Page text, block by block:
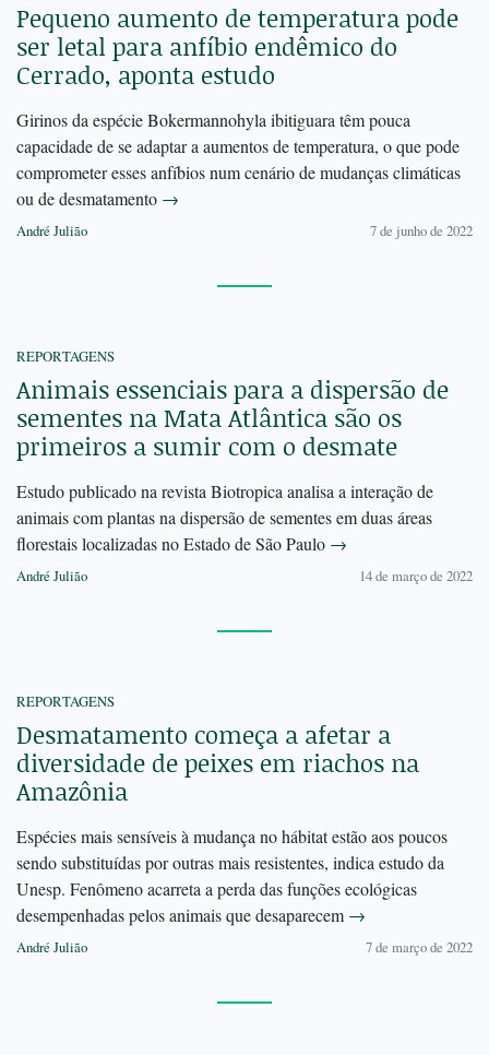
Pequeno aumento de temperatura pode
ser letal para anfíbio endêmico do
Cerrado, aponta estudo
Girinos da espécie Bokermannohyla ibitiguara têm pouca
capacidade de se adaptar a aumentos de temperatura, o que pode
comprometer esses anfíbios num cenário de mudanças climáticas
ou de desmatamento →
André Julião 7 de junho de 2022
REPORTAGENS
Animais essenciais para a dispersão de
sementes na Mata Atlântica são os
primeiros a sumir com o desmate
Estudo publicado na revista Biotropica analisa a interação de
animais com plantas na dispersão de sementes em duas áreas
florestais localizadas no Estado de São Paulo →
André Julião 14 de março de 2022
REPORTAGENS
Desmatamento começa a afetar a
diversidade de peixes em riachos na
Amazônia
Espécies mais sensíveis à mudança no hábitat estão aos poucos
sendo substituídas por outras mais resistentes, indica estudo da
Unesp. Fenômeno acarreta a perda das funções ecológicas
desempenhadas pelos animais que desaparecem →
André Julião 7 de março de 2022